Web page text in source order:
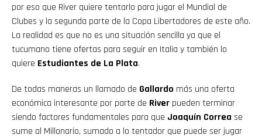
por eso que River quiere tentarlo para jugar el Mundial de
Clubes y la segunda parte de la Copa Libertadores de este año.
La realidad es que no es una situación sencilla ya que el
tucumano tiene ofertas para seguir en Italia y también lo
quiere Estudiantes de La Plata.
De todas maneras un llamado de Gallardo más una oferta
económica interesante por parte de River pueden terminar
siendo factores fundamentales para que Joaquín Correa se
sume al Millonario, sumado a lo tentador que puede ser jugar